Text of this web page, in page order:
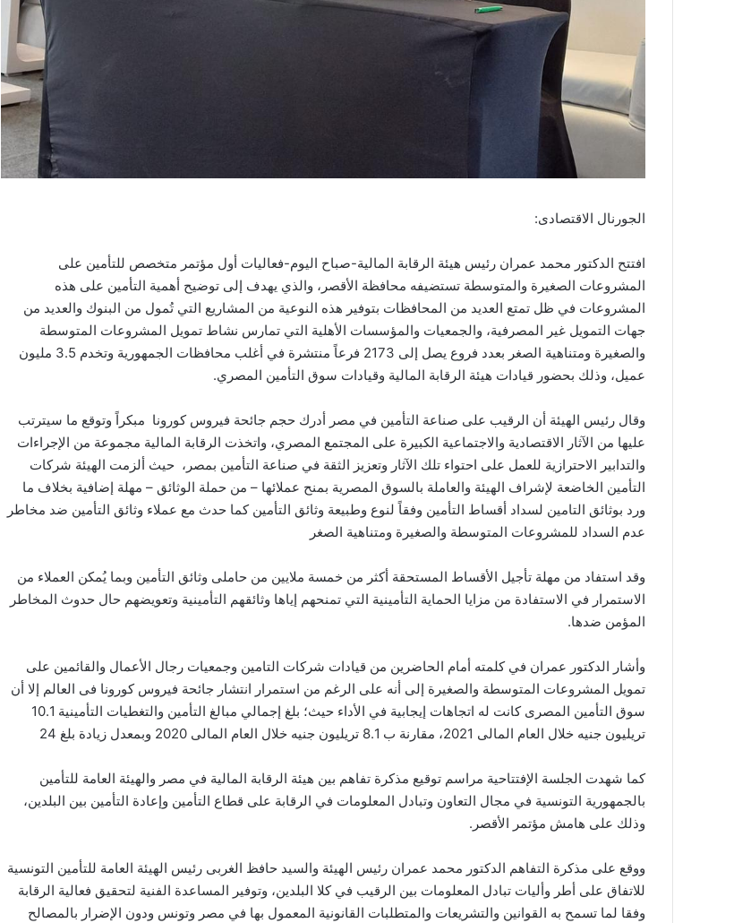
الجورنال الاقتصادى:
افتتح الدكتور محمد عمران رئيس هيئة الرقابة المالية-صباح اليوم-فعاليات أول مؤتمر متخصص للتأمين على
المشروعات الصغيرة والمتوسطة تستضيفه محافظة الأقصر، والذي يهدف إلى توضيح أهمية التأمين على هذه
المشروعات في ظل تمتع العديد من المحافظات بتوفير هذه النوعية من المشاريع التي تُمول من البنوك والعديد من
جهات التمويل غير المصرفية، والجمعيات والمؤسسات الأهلية التي تمارس نشاط تمويل المشروعات المتوسطة
والصغيرة ومتناهية الصغر بعدد فروع يصل إلى 2173 فرعاً منتشرة في أغلب محافظات الجمهورية وتخدم 3.5 مليون
عميل، وذلك بحضور قيادات هيئة الرقابة المالية وقيادات سوق التأمين المصري.
وقال رئيس الهيئة أن الرقيب على صناعة التأمين في مصر أدرك حجم جائحة فيروس كورونا مبكراً وتوقع ما سيترتب
عليها من الآثار الاقتصادية والاجتماعية الكبيرة على المجتمع المصري، واتخذت الرقابة المالية مجموعة من الإجراءات
والتدابير الاحترازية للعمل على احتواء تلك الآثار وتعزيز الثقة في صناعة التأمين بمصر، حيث ألزمت الهيئة شركات
التأمين الخاضعة لإشراف الهيئة والعاملة بالسوق المصرية بمنح عملائها – من حملة الوثائق – مهلة إضافية بخلاف ما
ورد بوثائق التامين لسداد أقساط التأمين وفقاً لنوع وطبيعة وثائق التأمين كما حدث مع عملاء وثائق التأمين ضد مخاطر
عدم السداد للمشروعات المتوسطة والصغيرة ومتناهية الصغر
وقد استفاد من مهلة تأجيل الأقساط المستحقة أكثر من خمسة ملايين من حاملى وثائق التأمين وبما يُمكن العملاء من
الاستمرار في الاستفادة من مزايا الحماية التأمينية التي تمنحهم إياها وثائقهم التأمينية وتعويضهم حال حدوث المخاطر
المؤمن ضدها.
وأشار الدكتور عمران في كلمته أمام الحاضرين من قيادات شركات التامين وجمعيات رجال الأعمال والقائمين على
تمويل المشروعات المتوسطة والصغيرة إلى أنه على الرغم من استمرار انتشار جائحة فيروس كورونا فى العالم إلا أن
سوق التأمين المصرى كانت له اتجاهات إيجابية في الأداء حيث؛ بلغ إجمالي مبالغ التأمين والتغطيات التأمينية 10.1
تريليون جنيه خلال العام المالى 2021، مقارنة ب 8.1 تريليون جنيه خلال العام المالى 2020 وبمعدل زيادة بلغ 24
كما شهدت الجلسة الإفتتاحية مراسم توقيع مذكرة تفاهم بين هيئة الرقابة المالية في مصر والهيئة العامة للتأمين
بالجمهورية التونسية في مجال التعاون وتبادل المعلومات في الرقابة على قطاع التأمين وإعادة التأمين بين البلدين،
وذلك على هامش مؤتمر الأقصر.
ووقع على مذكرة التفاهم الدكتور محمد عمران رئيس الهيئة والسيد حافظ الغربى رئيس الهيئة العامة للتأمين التونسية
للاتفاق على أطر وأليات تبادل المعلومات بين الرقيب في كلا البلدين، وتوفير المساعدة الفنية لتحقيق فعالية الرقابة
وفقا لما تسمح به القوانين والتشريعات والمتطلبات القانونية المعمول بها في مصر وتونس ودون الإضرار بالمصالح